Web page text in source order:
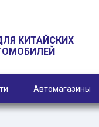
КИТАЙСКИХ
Автомагазины